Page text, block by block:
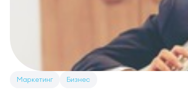
Маркетинг Бизнес